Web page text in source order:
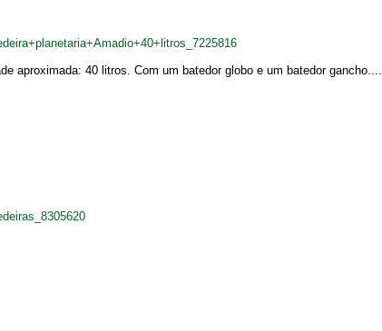
aproximada: 40 litros. Com um batedor globo e um batedor gancho....